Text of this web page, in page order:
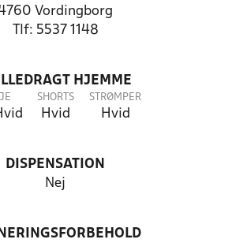
Vordingborg
Tlf: 5537 1148
HJEMME
SHORTS
Hvid
STRØMPER
Hvid
DISPENSATION
Nej